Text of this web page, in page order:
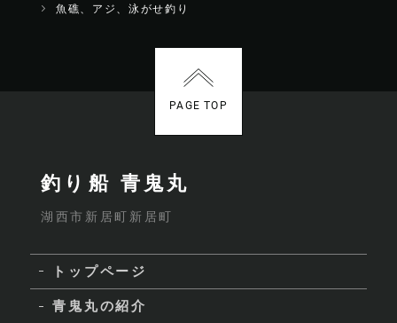
魚礁、アジ、泳がせ釣り
PAGE TOP
釣り船 青鬼丸
湖西市新居町新居町
トップページ
青鬼丸の紹介